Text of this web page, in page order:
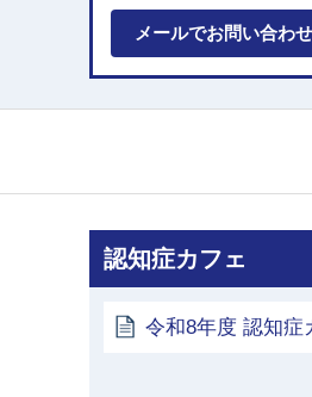
メールでお問い合わ
認知症カフェ
令和8年度 認知症